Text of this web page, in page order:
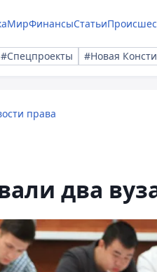
МирФинансыСтатьи
#Спецпроекты #Новая
права
два